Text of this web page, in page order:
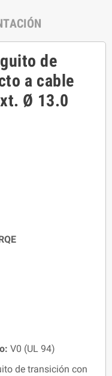
de
a cable
Ø 13.0
V0 (UL 94)
de transición con